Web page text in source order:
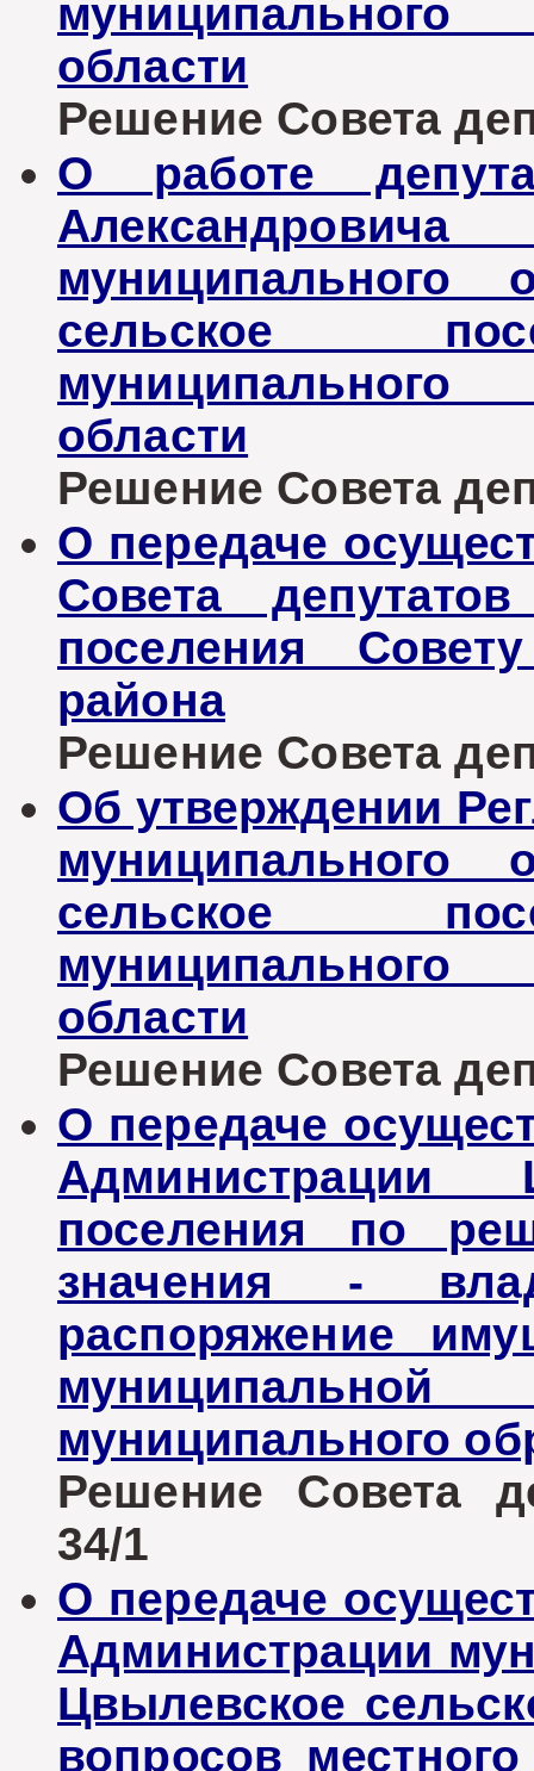
муниципального
области
Решение Совета
О работе
муниципального
сельское
муниципального
области
Решение Совета
О передаче
Совета
поселения
района
Решение Совета
Об утверждении
муниципального
сельское
муниципального
области
Решение Совета
О передаче
Администрации
поселения по
значения -
распоряжение
муниципального
Решение Совета
34/1
О передаче
Администрации
Цвылевское
вопросов